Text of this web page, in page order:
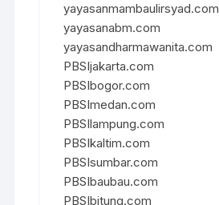
yayasanmambaulirsyad.com
yayasanabm.com
yayasandharmawanita.com
PBSIjakarta.com
PBSIbogor.com
PBSImedan.com
PBSIlampung.com
PBSIkaltim.com
PBSIsumbar.com
PBSIbaubau.com
PBSIbitung.com